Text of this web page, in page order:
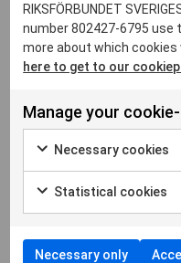
twitter
Event
Donec est
vulputate
RIKSFÖRBUNDET
number 802427-6795 use
more about which
here to get to our
Manage your
Necessary cookies
Statistical cookies
Necessary only